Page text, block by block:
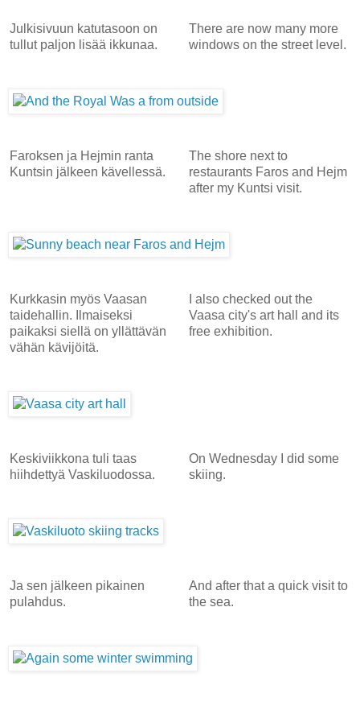
Julkisivuun katutasoon on
tullut paljon lisää ikkunaa.
There are now many more
windows on the street level.
Faroksen ja Hejmin ranta
Kuntsin jälkeen kävellessä.
The shore next to
restaurants Faros and Hejm
after my Kuntsi visit.
Kurkkasin myös Vaasan
taidehallin. Ilmaiseksi
paikaksi siellä on yllättävän
vähän kävijöitä.
I also checked out the
Vaasa city's art hall and its
free exhibition.
Keskiviikkona tuli taas
hiihdettyä Vaskiluodossa.
On Wednesday I did some
skiing.
Ja sen jälkeen pikainen
pulahdus.
And after that a quick visit to
the sea.